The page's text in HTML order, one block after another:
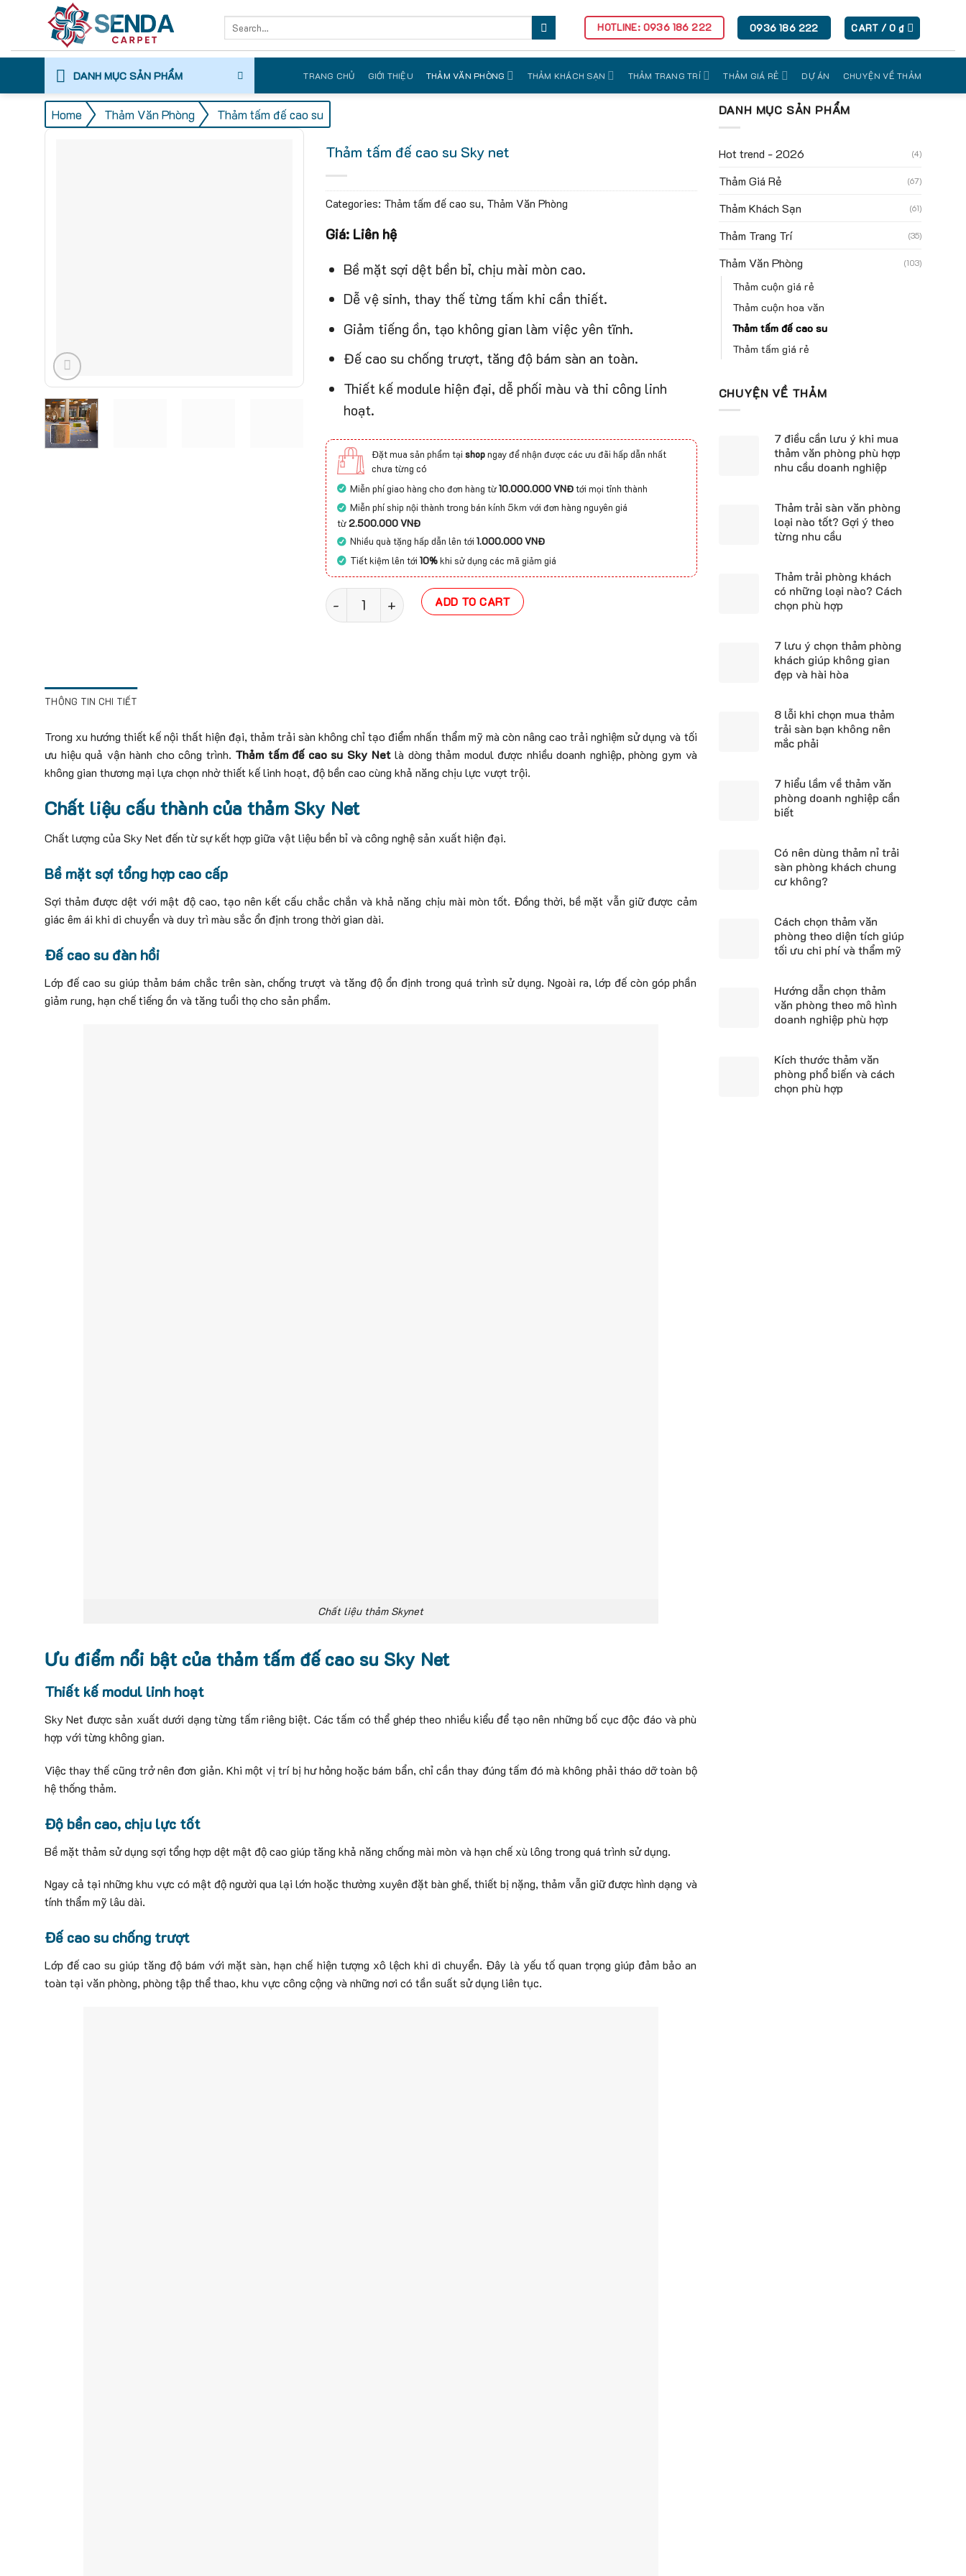
for:
HOTLINE: 0936 186 222 0936 186 222 CART /0 ₫
DANH MỤC SẢN PHẨM TRANG CHỦ GIỚI THIỆU THẢM VĂN PHÒNG THẢM KHÁCH SẠN THẢM TRANG TRÍ THẢM GIÁ RẺ DỰ ÁN CHUYỆN VỀ THẢM
Home / Thảm Văn Phòng / Thảm tấm đế cao su
Thảm tấm đế cao su Sky net
Categories: Thảm tấm đế cao su, Thảm Văn Phòng
Giá: Liên hệ
Bề mặt sợi dệt bền bỉ, chịu mài mòn cao.
Dễ vệ sinh, thay thế từng tấm khi cần thiết.
Giảm tiếng ồn, tạo không gian làm việc yên tĩnh.
Đế cao su chống trượt, tăng độ bám sàn an toàn.
Thiết kế module hiện đại, dễ phối màu và thi công linh
hoạt.
Đặt mua sản phẩm tại shopngay để nhận được các ưu đãi hấp dẫn nhất
chưa từng có
Miễn phí giao hàng cho đơn hàng từ10.000.000 VNĐtới mọi tỉnh thành
Miễn phí ship nội thành trong bán kính 5km với đơn hàng nguyên giá
từ2.500.000 VNĐ
Nhiều quà tặng hấp dẫn lên tới 1.000.000 VNĐ
Tiết kiệm lên tới 10%khi sử dụng các mã giảm giá
Thảm tấm đế cao su Sky net quantity
ADD TO CART
THÔNG TIN CHI TIẾT
Trong xu hướng thiết kế nội thất hiện đại, thảm trải sàn không chỉ tạo điểm nhấn thẩm mỹ mà còn nâng cao trải nghiệm sử dụng và tối
ưu hiệu quả vận hành cho công trình. Thảm tấm đế cao su Sky Netlà dòng thảm modul được nhiều doanh nghiệp, phòng gym và
không gian thương mại lựa chọn nhờ thiết kế linh hoạt, độ bền cao cùng khả năng chịu lực vượt trội.
Chất liệu cấu thành của thảm Sky Net
Chất lượng của Sky Net đến từ sự kết hợp giữa vật liệu bền bỉ và công nghệ sản xuất hiện đại.
Bề mặt sợi tổng hợp cao cấp
Sợi thảm được dệt với mật độ cao, tạo nên kết cấu chắc chắn và khả năng chịu mài mòn tốt. Đồng thời, bề mặt vẫn giữ được cảm
giác êm ái khi di chuyển và duy trì màu sắc ổn định trong thời gian dài.
Đế cao su đàn hồi
Lớp đế cao su giúp thảm bám chắc trên sàn, chống trượt và tăng độ ổn định trong quá trình sử dụng. Ngoài ra, lớp đế còn góp phần
giảm rung, hạn chế tiếng ồn và tăng tuổi thọ cho sản phẩm.
Chất liệu thảm Skynet
Ưu điểm nổi bật của thảm tấm đế cao su Sky Net
Thiết kế modul linh hoạt
Sky Net được sản xuất dưới dạng từng tấm riêng biệt. Các tấm có thể ghép theo nhiều kiểu để tạo nên những bố cục độc đáo và phù
hợp với từng không gian.
Việc thay thế cũng trở nên đơn giản. Khi một vị trí bị hư hỏng hoặc bám bẩn, chỉ cần thay đúng tấm đó mà không phải tháo dỡ toàn bộ
hệ thống thảm.
Độ bền cao, chịu lực tốt
Bề mặt thảm sử dụng sợi tổng hợp dệt mật độ cao giúp tăng khả năng chống mài mòn và hạn chế xù lông trong quá trình sử dụng.
Ngay cả tại những khu vực có mật độ người qua lại lớn hoặc thường xuyên đặt bàn ghế, thiết bị nặng, thảm vẫn giữ được hình dạng và
tính thẩm mỹ lâu dài.
Đế cao su chống trượt
Lớp đế cao su giúp tăng độ bám với mặt sàn, hạn chế hiện tượng xô lệch khi di chuyển. Đây là yếu tố quan trọng giúp đảm bảo an
toàn tại văn phòng, phòng tập thể thao, khu vực công cộng và những nơi có tần suất sử dụng liên tục.
DANH MỤC SẢN PHẨM
Hot trend - 2026 (4)
Thảm Giá Rẻ (67)
Thảm Khách Sạn (61)
Thảm Trang Trí (35)
Thảm Văn Phòng (103)
Thảm cuộn giá rẻ
Thảm cuộn hoa văn
Thảm tấm đế cao su
Thảm tấm giá rẻ
CHUYỆN VỀ THẢM
7 điều cần lưu ý khi mua
thảm văn phòng phù hợp
nhu cầu doanh nghiệp
Thảm trải sàn văn phòng
loại nào tốt? Gợi ý theo
từng nhu cầu
Thảm trải phòng khách
có những loại nào? Cách
chọn phù hợp
7 lưu ý chọn thảm phòng
khách giúp không gian
đẹp và hài hòa
8 lỗi khi chọn mua thảm
trải sàn bạn không nên
mắc phải
7 hiểu lầm về thảm văn
phòng doanh nghiệp cần
biết
Có nên dùng thảm nỉ trải
sàn phòng khách chung
cư không?
Cách chọn thảm văn
phòng theo diện tích giúp
tối ưu chi phí và thẩm mỹ
Hướng dẫn chọn thảm
văn phòng theo mô hình
doanh nghiệp phù hợp
Kích thước thảm văn
phòng phổ biến và cách
chọn phù hợp